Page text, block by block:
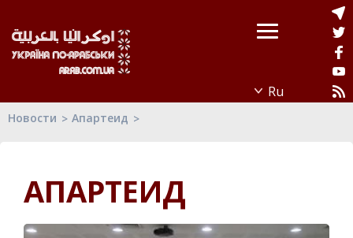
Новости Апартеид
АПАРТЕИД